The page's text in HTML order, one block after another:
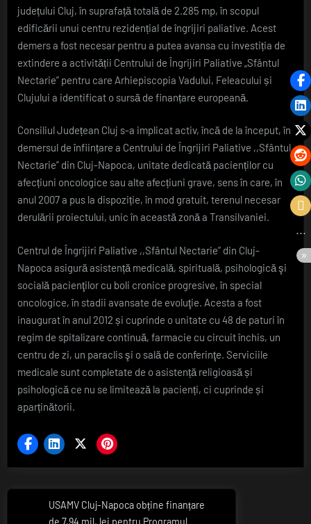
județului Cluj, în suprafață totală de 2.285 mp, în scopul
edificării unui centru rezidențial de îngrijiri paliative. Acest
demers a fost necesar pentru a putea avansa cu investiția de
extindere a activității Centrului de Îngrijiri Paliative „Sfântul
Nectarie” pentru care Arhiepiscopia Vadului, Feleacului și
Clujului a identificat o sursă de finanțare europeană.
Consiliul Județean Cluj s-a implicat activ, încă de la început, în
demersul de înființare a Centrului de Îngrijiri Paliative ,,Sfântul
Nectarie” din Cluj-Napoca, unitate dedicată pacienților cu
afecțiuni oncologice sau alte afecțiuni grave, sens în care, în
anul 2007 a pus la dispoziție, în mod gratuit, terenul necesar
derulării proiectului, unic în această zonă a Transilvaniei.
Centrul de Îngrijiri Paliative ,,Sfântul Nectarie” din Cluj-
Napoca asigură asistență medicală, spirituală, psihologică şi
socială pacienţilor cu boli cronice progresive, în special
oncologice, în stadii avansate de evoluţie. Acesta a fost
inaugurat în anul 2012 și cuprinde o unitate cu 48 de paturi în
regim de spitalizare continuă, farmacie cu circuit închis, un
centru de zi, un paraclis şi o sală de conferinţe. Serviciile
medicale sunt completate de o asistență religioasă și
psihologică ce nu se limitează la pacienți, ci cuprinde și
aparținătorii.
Navigare
Previous
USAMV Cluj-Napoca obține finanțare